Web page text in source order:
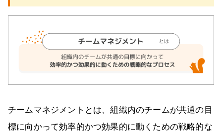
チームマネジメントとは、組織内のチームが共通の目
標に向かって効率的かつ効果的に動くための戦略的な